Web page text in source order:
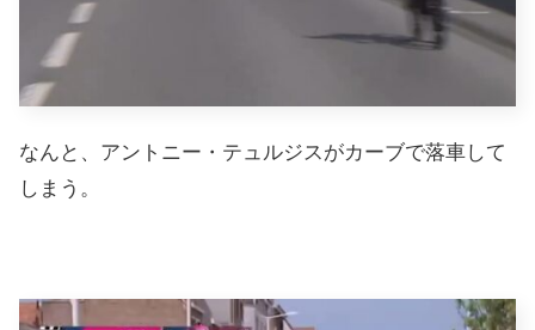
なんと、アントニー・テュルジスがカーブで落車して
しまう。